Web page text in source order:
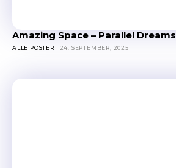
Amazing Space – Parallel Dreams
ALLE POSTER 24. SEPTEMBER, 2025